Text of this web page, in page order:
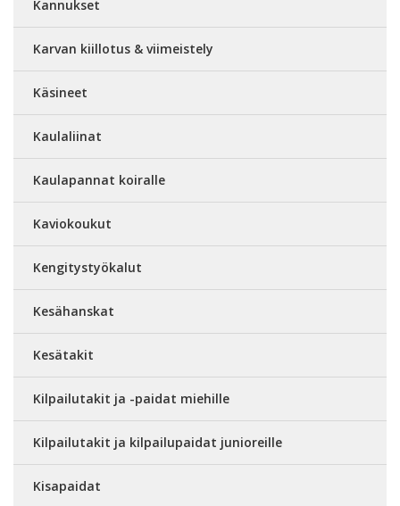
Kannukset
Karvan kiillotus & viimeistely
Käsineet
Kaulaliinat
Kaulapannat koiralle
Kaviokoukut
Kengitystyökalut
Kesähanskat
Kesätakit
Kilpailutakit ja -paidat miehille
Kilpailutakit ja kilpailupaidat junioreille
Kisapaidat